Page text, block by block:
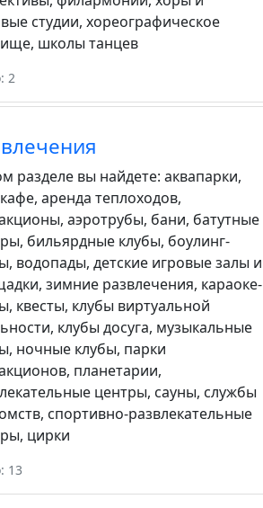
студии, хореографическое
, школы танцев
2
разделе вы найдете: аквапарки,
, аренда теплоходов,
, аэротрубы, бани, батутные
, бильярдные клубы, боулинг-
, водопады, детские игровые залы и
, зимние развлечения, караоке-
, квесты, клубы виртуальной
, клубы досуга, музыкальные
, ночные клубы, парки
, планетарии,
центры, сауны, службы
, спортивно-развлекательные
, цирки
13